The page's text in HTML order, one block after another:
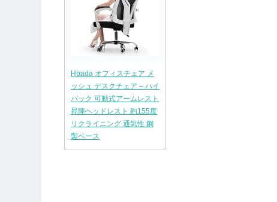
Hbada オフィスチェア メ
ッシュ デスクチェア – ハイ
バック 可動式アームレスト
昇降ヘッドレスト 約155度
リクライニング 通気性 鋼
製ベース